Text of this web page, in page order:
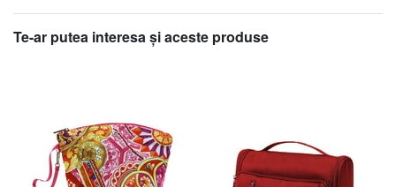
Te-ar putea interesa şi aceste produse